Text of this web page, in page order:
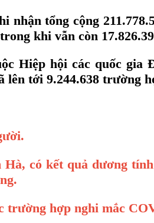
nhận tổng cộng
khi vẫn còn
Hiệp hội các quốc
lên tới 9.244.638 trường
có kết quả dương
trường hợp nghi mắc